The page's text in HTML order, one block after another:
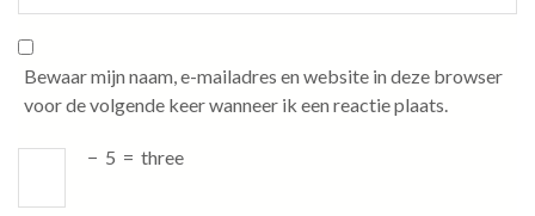
Bewaar mijn naam, e-mailadres en website in deze browser
voor de volgende keer wanneer ik een reactie plaats.
− 5 = three